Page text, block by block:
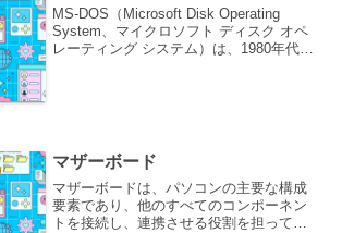
MS-DOS（Microsoft Disk Operating
System、マイクロソフト ディスク オペ
レーティング システム）は、1980年代か
マザーボード
マザーボードは、パソコンの主要な構成
要素であり、他のすべてのコンポーネン
トを接続し、連携させる役割を担ってい